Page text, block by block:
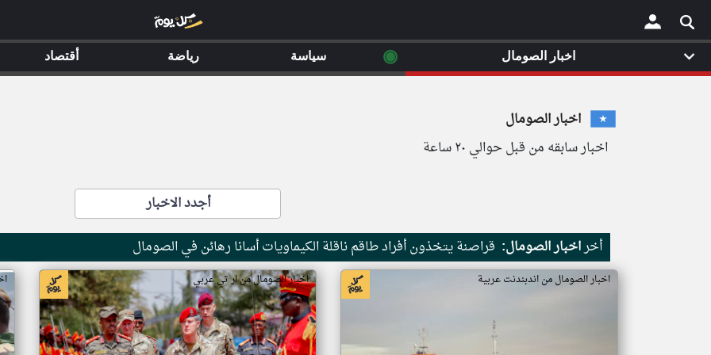
×
اخبار الصومال
اخبار سابقه من قبل حوالي ٢٠ ساعة
أجدد الاخبار
أخراخبار الصومال: قراصنة يتخذون أفراد طاقم ناقلة الكيماويات أسانا رهائن في الصومال
اخبار الصومال من اندبندنت عربية اخبار الصومال من ار تي عربي
اخبار الصومال ◉ سياسة رياضة أقتصاد